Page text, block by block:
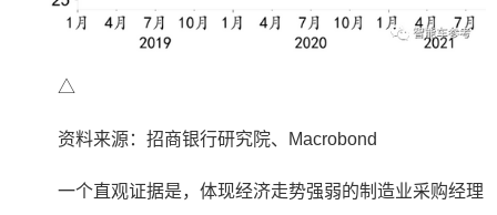
△
资料来源：招商银行研究院、Macrobond
一个直观证据是，体现经济走势强弱的制造业采购经理